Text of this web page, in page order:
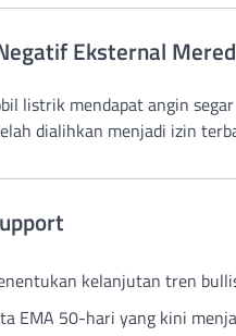
Eksternal
listrik mendapat angin
dialihkan menjadi izin
kelanjutan tren
EMA 50-hari yang kini